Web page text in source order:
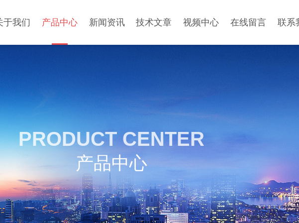
于我们 产品中心 新闻资讯 技术文章 视频中心 在线留言 联系
PRODUCT CENTER
产品中心